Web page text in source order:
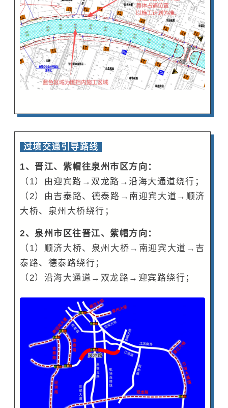
过境交通引导路线
1、晋江、紫帽往泉州市区方向：
（1）由迎宾路→双龙路→沿海大通道绕行；
（2）由吉泰路、德泰路→南迎宾大道→顺济
大桥、泉州大桥绕行；
2、泉州市区往晋江、紫帽方向：
（1）顺济大桥、泉州大桥→南迎宾大道→吉
泰路、德泰路绕行；
（2）沿海大通道→双龙路→迎宾路绕行；